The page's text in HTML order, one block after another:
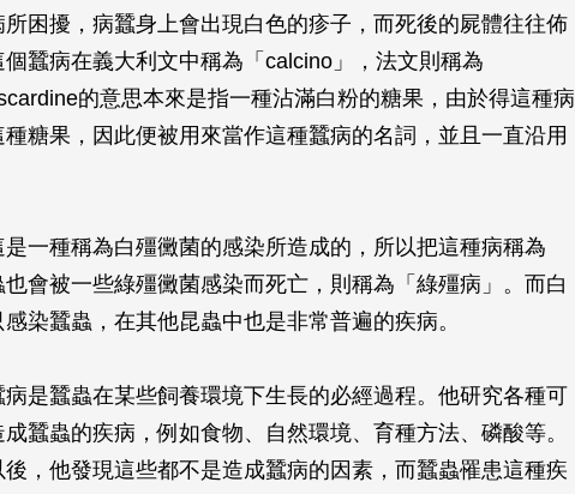
困擾，病蠶身上會出現白色的疹子，而死後的屍體往往佈
蠶病在義大利文中稱為「calcino」，法文則稱為
的意思本來是指一種沾滿白粉的糖果，由於得這種病
糖果，因此便被用來當作這種蠶病的名詞，並且一直沿用
一種稱為白殭黴菌的感染所造成的，所以把這種病稱為
也會被一些綠殭黴菌感染而死亡，則稱為「綠殭病」。而白
染蠶蟲，在其他昆蟲中也是非常普遍的疾病。
是蠶蟲在某些飼養環境下生長的必經過程。他研究各種可
蠶蟲的疾病，例如食物、自然環境、育種方法、磷酸等。
，他發現這些都不是造成蠶病的因素，而蠶蟲罹患這種疾